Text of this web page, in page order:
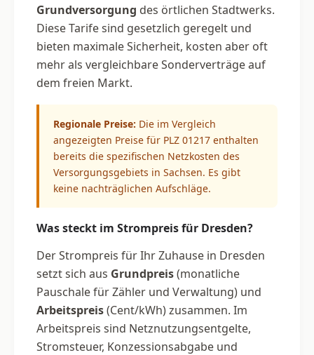
Grundversorgung des örtlichen Stadtwerks.
Diese Tarife sind gesetzlich geregelt und
bieten maximale Sicherheit, kosten aber oft
mehr als vergleichbare Sonderverträge auf
dem freien Markt.
Regionale Preise: Die im Vergleich
angezeigten Preise für PLZ 01217 enthalten
bereits die spezifischen Netzkosten des
Versorgungsgebiets in Sachsen. Es gibt
keine nachträglichen Aufschläge.
Was steckt im Strompreis für Dresden?
Der Strompreis für Ihr Zuhause in Dresden
setzt sich aus Grundpreis(monatliche
Pauschale für Zähler und Verwaltung) und
Arbeitspreis(Cent/kWh) zusammen. Im
Arbeitspreis sind Netznutzungsentgelte,
Stromsteuer, Konzessionsabgabe und